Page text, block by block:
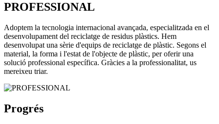
PROFESSIONAL
Adoptem la tecnologia internacional avançada, especialitzada en el
desenvolupament del reciclatge de residus plàstics. Hem
desenvolupat una sèrie d'equips de reciclatge de plàstic. Segons el
material, la forma i l'estat de l'objecte de plàstic, per oferir una
solució professional específica. Gràcies a la professionalitat, us
mereixeu triar.
Progrés